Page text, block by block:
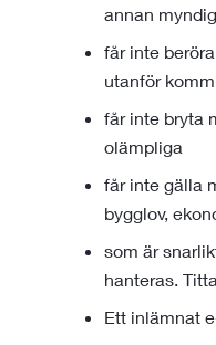
annan
får inte
utanför
får inte bryta
olämpliga
får inte gälla
bygglov,
som är
hanteras.
Ett inlämnat